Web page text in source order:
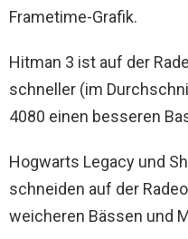
Frametime-Grafik.
Hitman 3 ist auf der
schneller (im
4080 einen besseren
Hogwarts Legacy und
schneiden auf der
weicheren Bässen und